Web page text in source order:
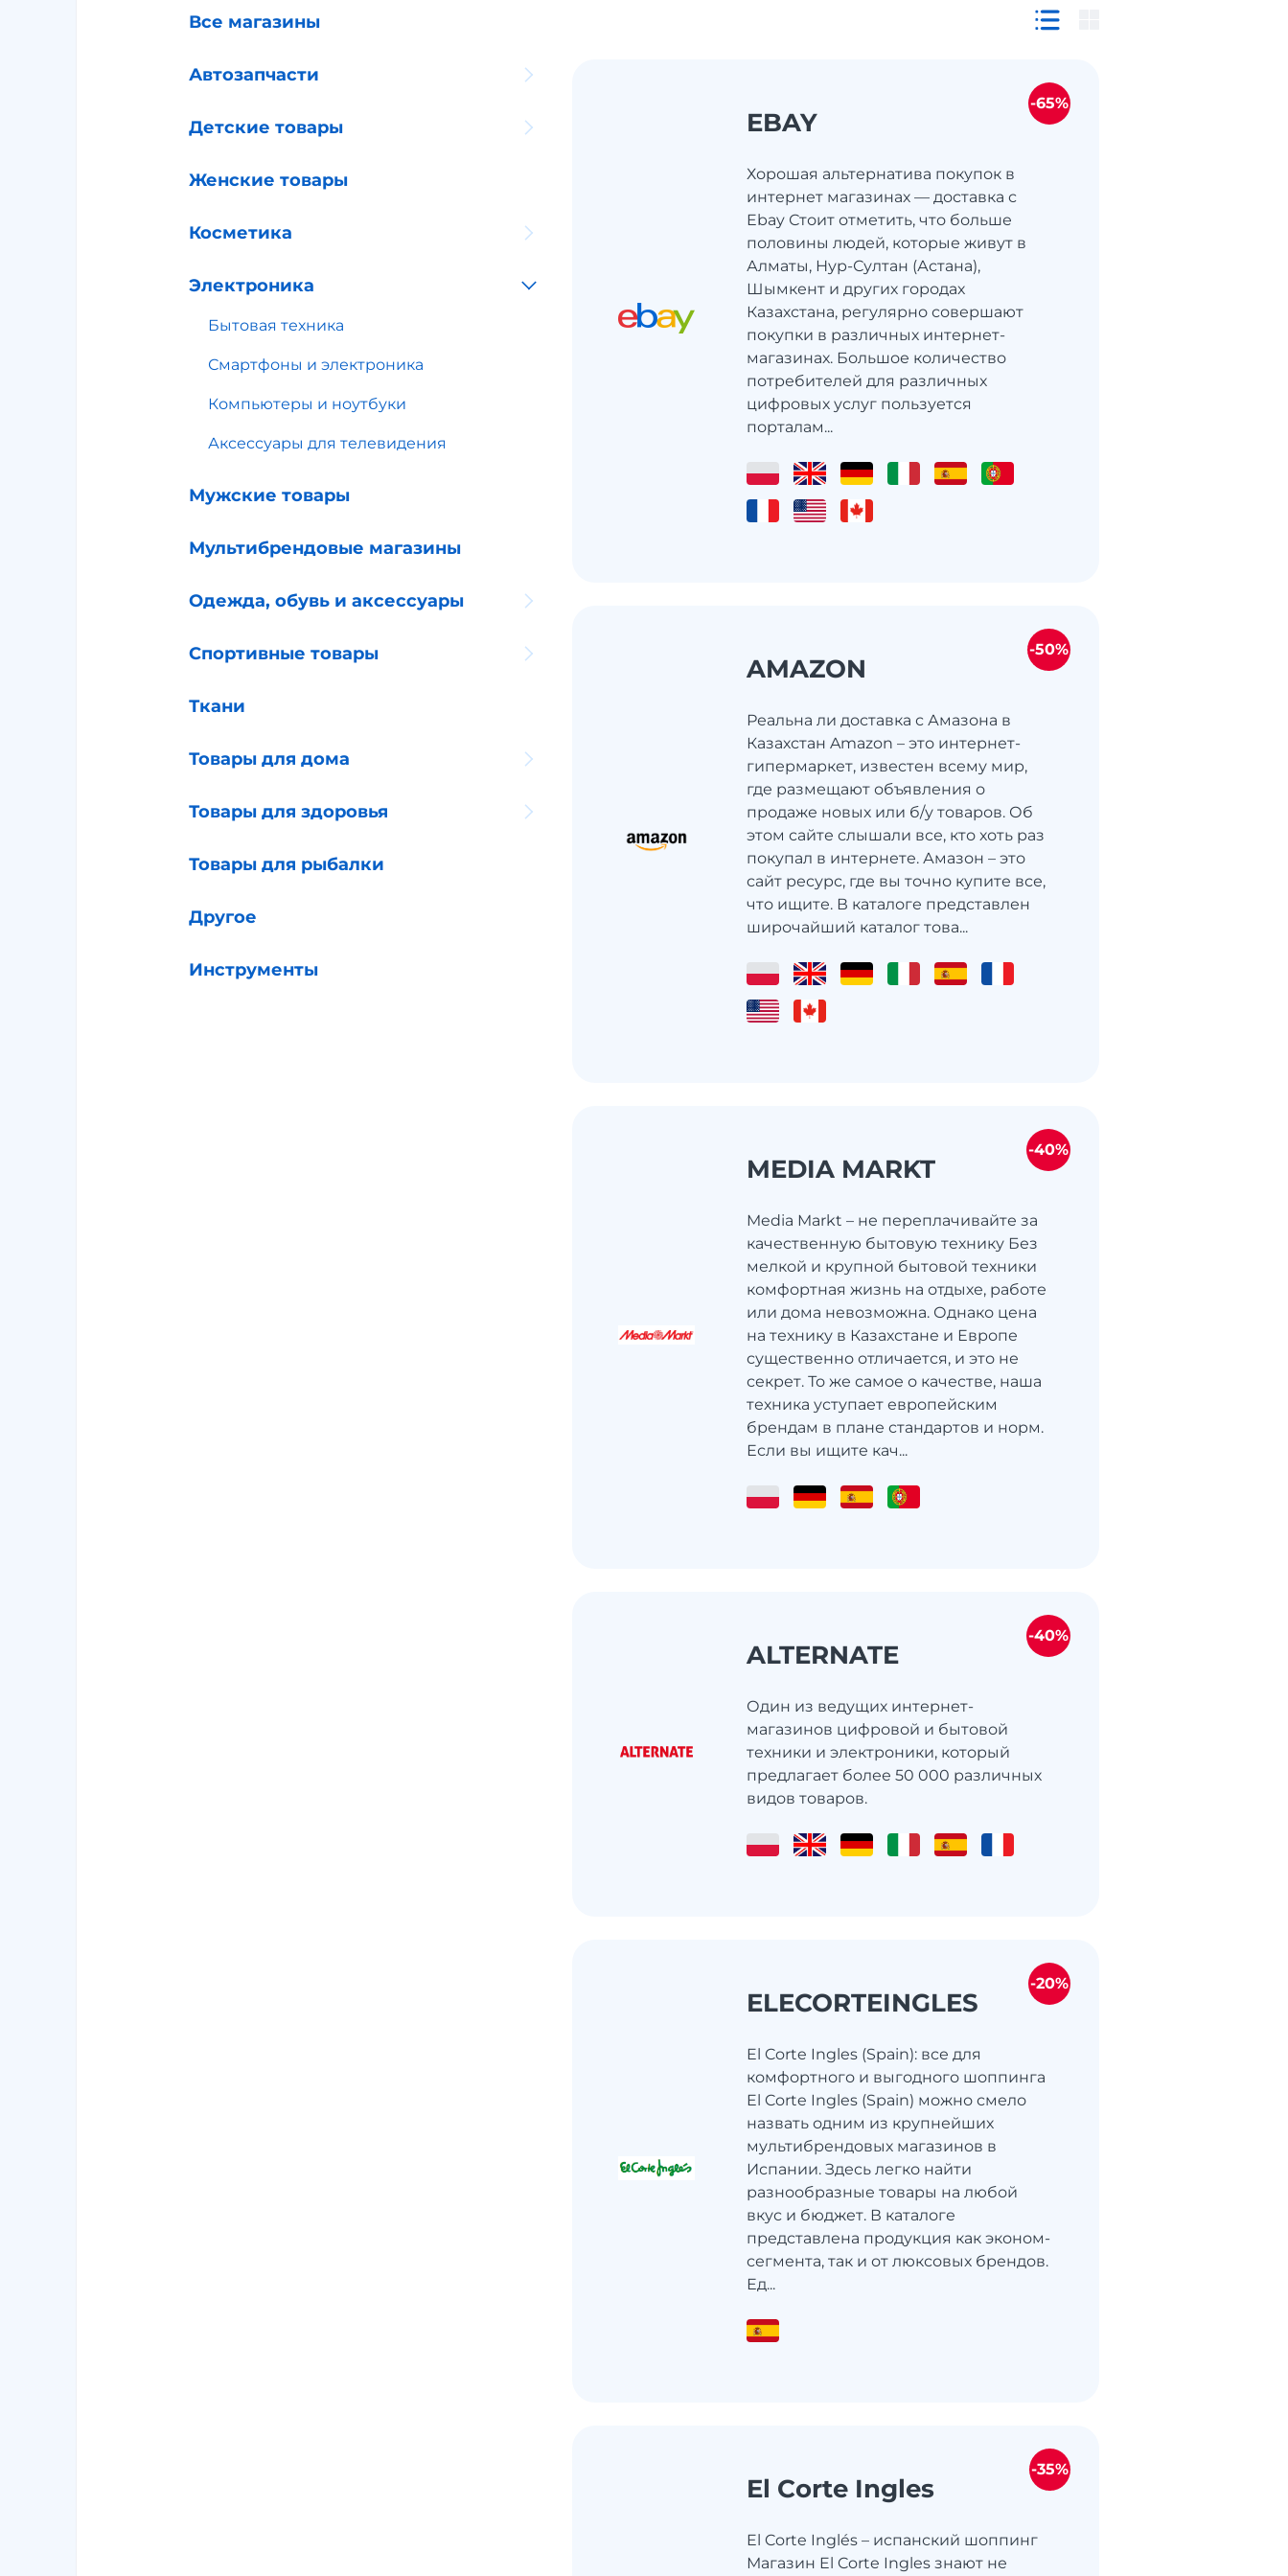
Все магазины
Автозапчасти
Детские товары
Женские товары
Косметика
Электроника
Бытовая техника
Смартфоны и электроника
Компьютеры и ноутбуки
Аксессуары для телевидения
Мужские товары
Мультибрендовые магазины
Одежда, обувь и аксессуары
Спортивные товары
Ткани
Товары для дома
Товары для здоровья
Товары для рыбалки
Другое
Инструменты
EBAY
Хорошая альтернатива покупок в
интернет магазинах — доставка с
Ebay Стоит отметить, что больше
половины людей, которые живут в
Алматы, Нур-Султан (Астана),
Шымкент и других городах
Казахстана, регулярно совершают
покупки в различных интернет-
магазинах. Большое количество
потребителей для различных
цифровых услуг пользуется
порталам...
-65%
AMAZON
Реальна ли доставка с Амазона в
Казахстан Amazon – это интернет-
гипермаркет, известен всему мир,
где размещают объявления о
продаже новых или б/у товаров. Об
этом сайте слышали все, кто хоть раз
покупал в интернете. Амазон – это
сайт ресурс, где вы точно купите все,
что ищите. В каталоге представлен
широчайший каталог това...
-50%
MEDIA MARKT
Media Markt – не переплачивайте за
качественную бытовую технику Без
мелкой и крупной бытовой техники
комфортная жизнь на отдыхе, работе
или дома невозможна. Однако цена
на технику в Казахстане и Европе
существенно отличается, и это не
секрет. То же самое о качестве, наша
техника уступает европейским
брендам в плане стандартов и норм.
Если вы ищите кач...
-40%
ALTERNATE
Один из ведущих интернет-
магазинов цифровой и бытовой
техники и электроники, который
предлагает более 50 000 различных
видов товаров.
-40%
ELECORTEINGLES
El Corte Ingles (Spain): все для
комфортного и выгодного шоппинга
El Corte Ingles (Spain) можно смело
назвать одним из крупнейших
мультибрендовых магазинов в
Испании. Здесь легко найти
разнообразные товары на любой
вкус и бюджет. В каталоге
представлена продукция как эконом-
сегмента, так и от люксовых брендов.
Ед...
-20%
El Corte Ingles
El Corte Inglés – испанский шоппинг
Магазин El Corte Ingles знают не
-35%